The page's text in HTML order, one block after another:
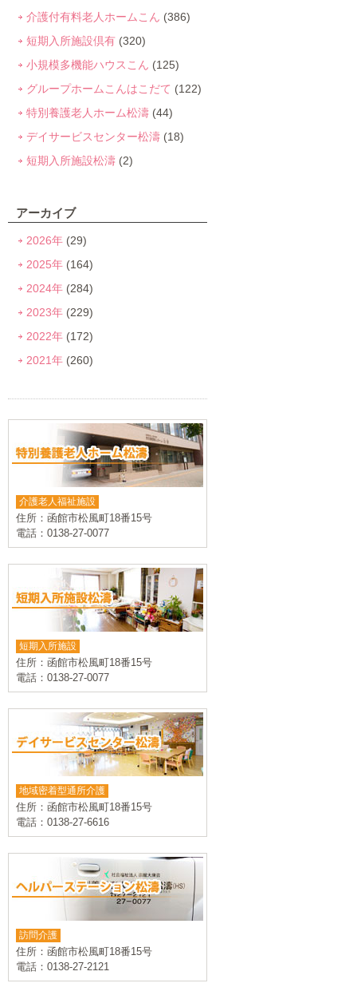
介護付有料老人ホームこん (386)
短期入所施設倶有 (320)
小規模多機能ハウスこん (125)
グループホームこんはこだて (122)
特別養護老人ホーム松濤 (44)
デイサービスセンター松濤 (18)
短期入所施設松濤 (2)
アーカイブ
2026年 (29)
2025年 (164)
2024年 (284)
2023年 (229)
2022年 (172)
2021年 (260)
介護老人福祉施設
住所：函館市松風町18番15号
電話：0138-27-0077
短期入所施設
住所：函館市松風町18番15号
電話：0138-27-0077
地域密着型通所介護
住所：函館市松風町18番15号
電話：0138-27-6616
訪問介護
住所：函館市松風町18番15号
電話：0138-27-2121